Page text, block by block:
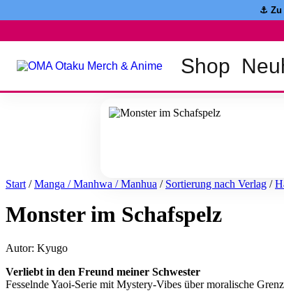
Inhalt
⚓️
Shop
Start /Manga / Manhwa / Manhua / Sortierung nach Verlag /
Monster im Schafspelz
Autor: Kyugo
Verliebt in den Freund meiner Schwester
Fesselnde Yaoi-Serie mit Mystery-Vibes über moralische